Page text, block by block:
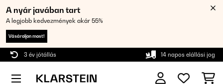
A nyár javában tart
A legjobb kedvezmények akár 55%
Vásároljon most!
3 év jótállás 14 napos elállási jog